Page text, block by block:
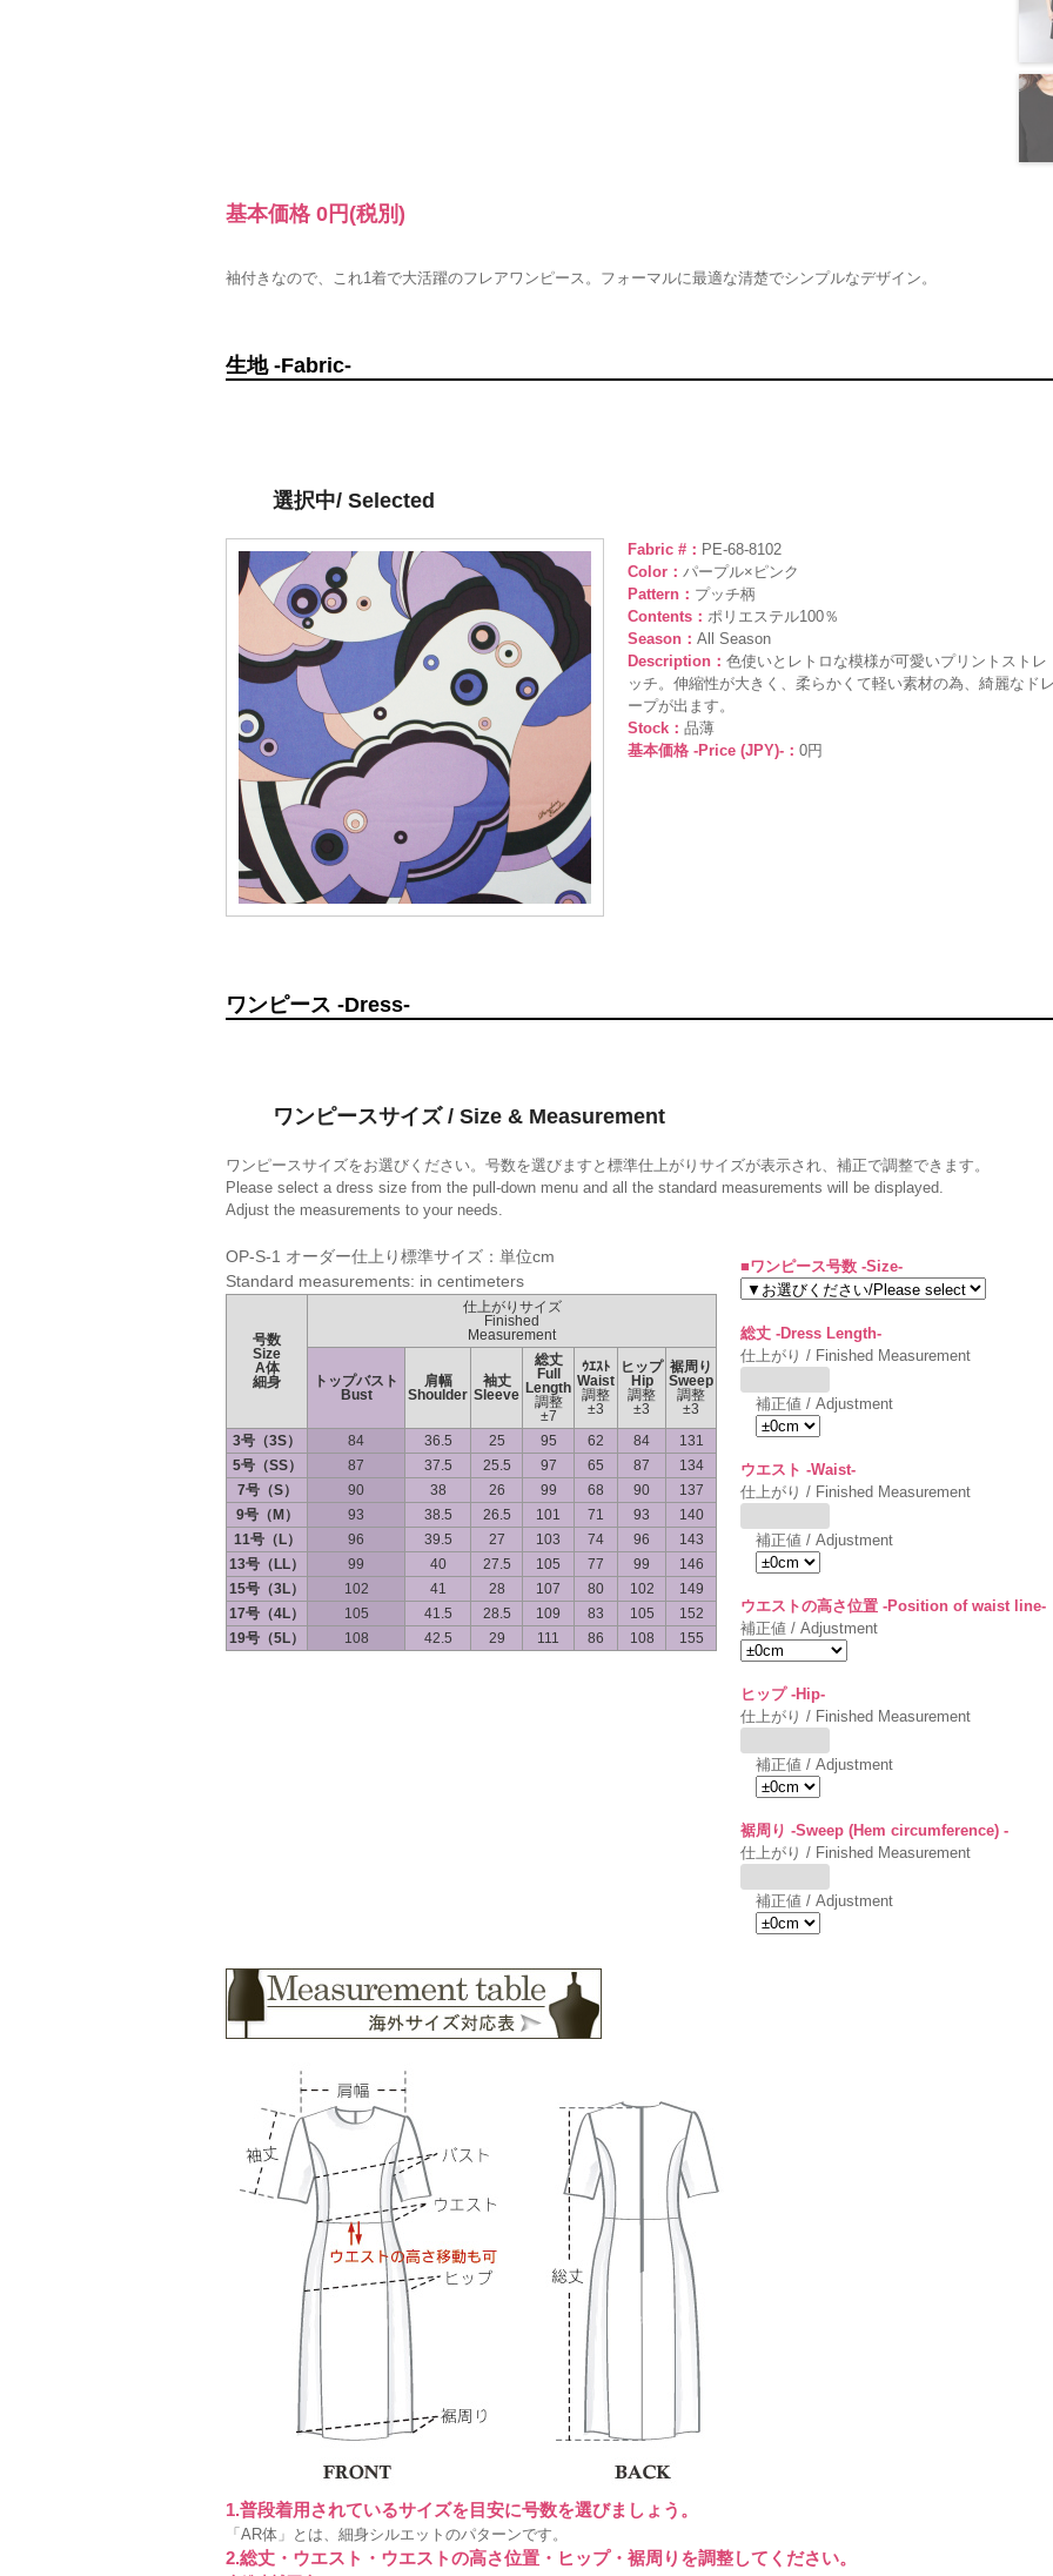
基本価格 0円 (税別)
袖付きなので、これ1着で大活躍のフレアワンピース。フォーマルに最適な清楚でシンプルなデザイン。
生地 -Fabric-
選択中/ Selected
Fabric #： PE-68-8102
Color： パープル×ピンク
Pattern： プッチ柄
Contents： ポリエステル100％
Season： All Season
Description： 色使いとレトロな模様が可愛いプリントストレ
ッチ。伸縮性が大きく、柔らかくて軽い素材の為、綺麗なド
ープが出ます。
Stock： 品薄
基本価格 -Price (JPY)-： 0円
ワンピース -Dress-
ワンピースサイズ / Size & Measurement
ワンピースサイズをお選びください。号数を選びますと標準仕上がりサイズが表示され、補正で調整できます。
Please select a dress size from the pull-down menu and all the standard measurements will be displayed.
Adjust the measurements to your needs.
OP-S-1 オーダー仕上り標準サイズ：単位cm
Standard measurements: in centimeters
号数
Size
A体
細身
仕上がりサイズ
Finished
Measurement
トップバスト
Bust
肩幅
Shoulder
袖丈
Sleeve
総丈
Full
Length
調整
±7
ｳｴｽﾄ
Waist
調整
±3
ヒップ
Hip
調整
±3
裾周り
Sweep
調整
±3
3号（3S）
84 36.5 25 95 62 84
131
5号（SS）
87 37.5 25.5 97 65 87
134
7号（S）
90 38 26 99 68 90
137
9号（M）
93 38.5 26.5 101 71 93
140
11号（L）
96 39.5 27 103 74 96
143
13号（LL）
99 40 27.5 105 77 99
146
15号（3L）
102 41 28 107 80 102
149
17号（4L）
105 41.5 28.5 109 83 105
152
19号（5L）
108 42.5 29 111 86 108 155
■ワンピース号数 -Size-
総丈 -Dress Length-
仕上がり / Finished Measurement
補正値 / Adjustment
ウエスト -Waist-
仕上がり / Finished Measurement
補正値 / Adjustment
ウエストの高さ位置 -Position of waist line-
補正値 / Adjustment
ヒップ -Hip-
仕上がり / Finished Measurement
補正値 / Adjustment
裾周り -Sweep (Hem circumference) -
仕上がり / Finished Measurement
補正値 / Adjustment
1.普段着用されているサイズを目安に号数を選びましょう。
「AR体」とは、細身シルエットのパターンです。
2.総丈・ウエスト・ウエストの高さ位置・ヒップ・裾周りを調整してください。